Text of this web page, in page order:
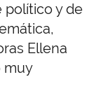
político y de
Ellena
muy